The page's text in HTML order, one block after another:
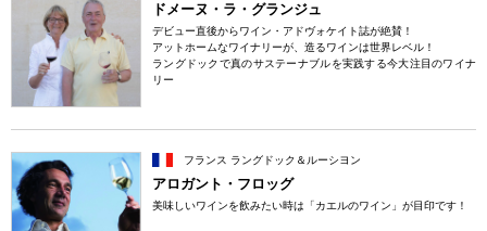
ドメーヌ・ラ・グランジュ
デビュー直後からワイン・アドヴォケイト誌が絶賛！
アットホームなワイナリーが、造るワインは世界レベル！
ラングドックで真のサステーナブルを実践する今大注目のワイナ
リー
フランス ラングドック＆ルーシヨン
アロガント・フロッグ
美味しいワインを飲みたい時は「カエルのワイン」が目印です！